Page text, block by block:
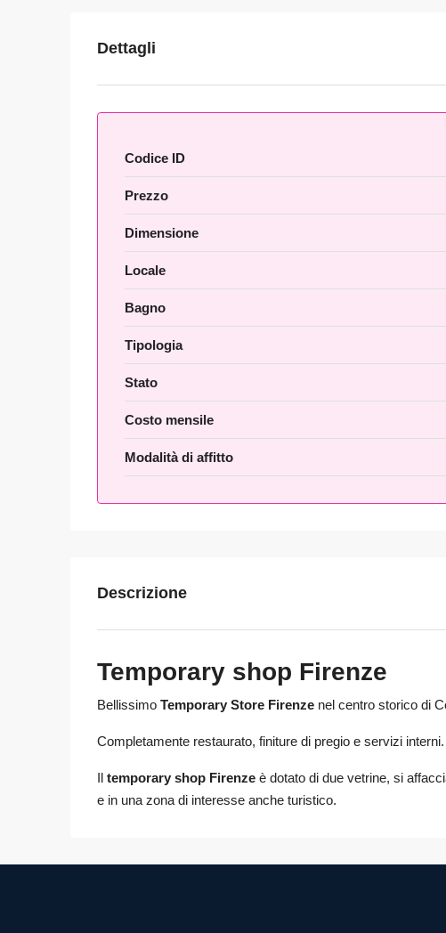
Dettagli
Codice ID
Prezzo
Dimensione
Locale
Bagno
Tipologia
Stato
Costo mensile
Modalità di affitto
Descrizione
Temporary shop Firenze
Bellissimo Temporary Store Firenze nel centro storico di
Completamente restaurato, finiture di pregio e servizi interni.
Il temporary shop Firenze è dotato di due vetrine, si
e in una zona di interesse anche turistico.